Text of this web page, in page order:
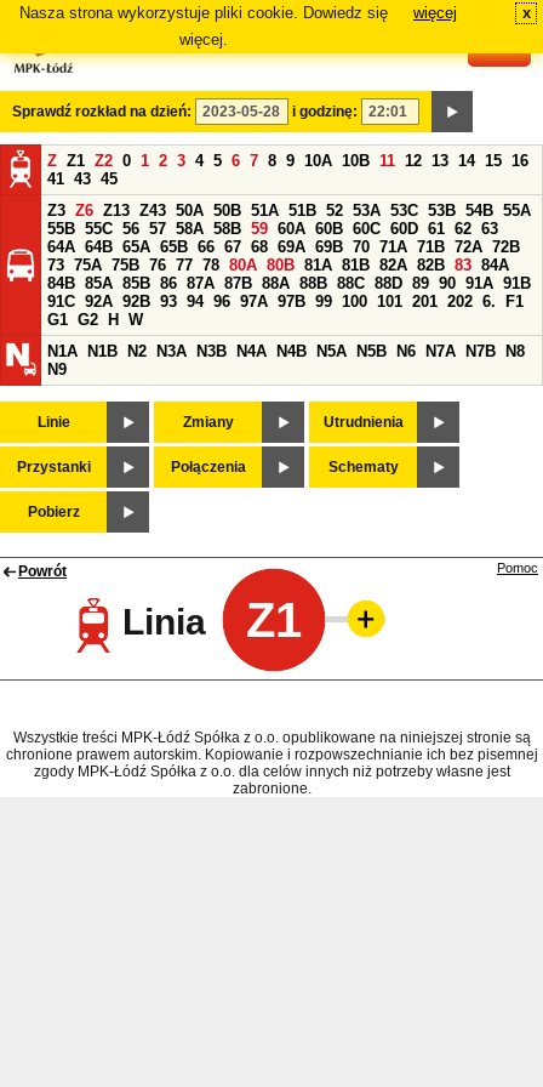
Nasza strona wykorzystuje pliki cookie. Dowiedz się
więcej.
więcej x
Sprawdź rozkład na dzień: i godzinę:
Z Z1 Z2 0 1 2 3 4 5 6 7 8 9 10A 10B 11 12 13 14 15 16
41 43 45
Z3 Z6 Z13 Z43 50A 50B 51A 51B 52 53A 53C 53B 54B 55A
55B 55C 56 57 58A 58B 59 60A 60B 60C 60D 61 62 63
64A 64B 65A 65B 66 67 68 69A 69B 70 71A 71B 72A 72B
73 75A 75B 76 77 78 80A 80B 81A 81B 82A 82B 83 84A
84B 85A 85B 86 87A 87B 88A 88B 88C 88D 89 90 91A 91B
91C 92A 92B 93 94 96 97A 97B 99 100 101 201 202 6.
F1
G1 G2 H
W
N1A
N1B N2 N3A N3B N4A N4B N5A N5B N6 N7A N7B
N8
N9
Linie Zmiany Utrudnienia
Przystanki Połączenia Schematy
Pobierz
Powrót
Linia Z1
Pomoc
Wszystkie treści MPK-Łódź Spółka z o.o. opublikowane na niniejszej stronie są
chronione prawem autorskim. Kopiowanie i rozpowszechnianie ich bez pisemnej
zgody MPK-Łódź Spółka z o.o. dla celów innych niż potrzeby własne jest
zabronione.